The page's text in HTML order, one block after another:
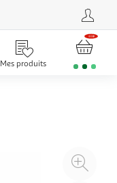
Mes produits